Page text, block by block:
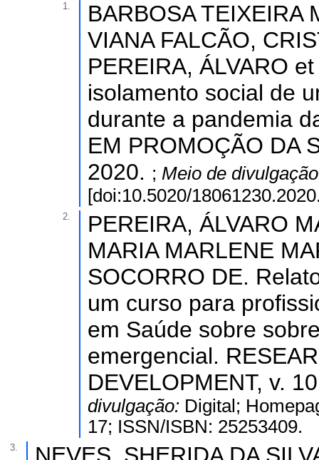
1.
BARBOSA TEIXEIRA
VIANA FALCÃO,
PEREIRA, ÁLVARO
isolamento social de
durante a pandemia
EM PROMOÇÃO DA
2020. ; Meio de
[doi:10.5020/
2.
PEREIRA, ÁLVARO
MARIA MARLENE
SOCORRO DE.
um curso para
em Saúde sobre
emergencial.
DEVELOPMENT, v.
divulgação: Digital;
17; ISSN/ISBN: 25253409.
3.